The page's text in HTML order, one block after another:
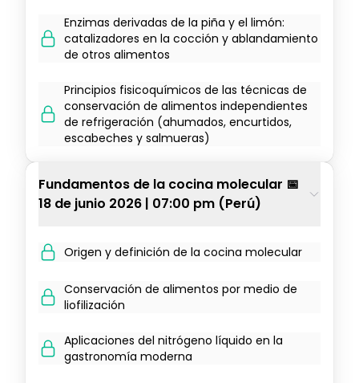
Enzimas derivadas de la piña y el limón:
catalizadores en la cocción y ablandamiento
de otros alimentos
Principios fisicoquímicos de las técnicas de
conservación de alimentos independientes
de refrigeración (ahumados, encurtidos,
escabeches y salmueras)
Fundamentos de la cocina molecular 📅
18 de junio 2026 | 07:00 pm (Perú)
Origen y definición de la cocina molecular
Conservación de alimentos por medio de
liofilización
Aplicaciones del nitrógeno líquido en la
gastronomía moderna